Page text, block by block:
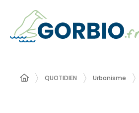
QUOTIDIEN Urbanisme